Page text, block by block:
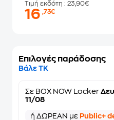
Τιμή εκδότη : 23,90€
16,73€
Επιλογές παράδοσης
Βάλε ΤΚ
Σε BOX NOW Locker
11/08
ή ΔΩΡΕΑΝ με Public+